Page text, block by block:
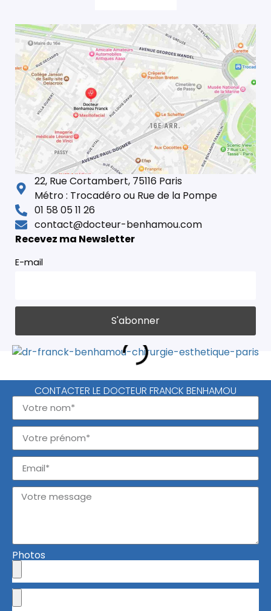
22, Rue Cortambert, 75116 Paris
Métro : Trocadéro ou Rue de la Pompe
01 58 05 11 26
contact@docteur-benhamou.com
Recevez ma Newsletter
E-mail
CONTACTER LE DOCTEUR FRANCK BENHAMOU
Photos